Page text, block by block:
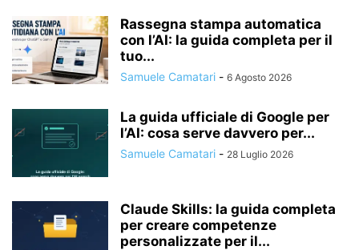
Rassegna stampa automatica
con l’AI: la guida completa per il
tuo...
Samuele Camatari - 6 Agosto 2026
La guida ufficiale di Google per
l’AI: cosa serve davvero per...
Samuele Camatari - 28 Luglio 2026
Claude Skills: la guida completa
per creare competenze
personalizzate per il...